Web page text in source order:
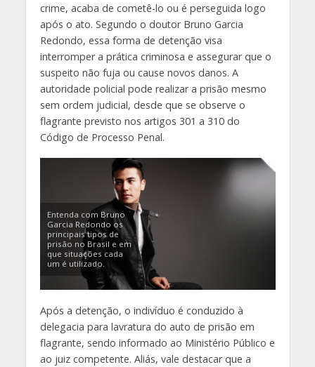
crime, acaba de cometê-lo ou é perseguida logo
após o ato. Segundo o doutor Bruno Garcia
Redondo, essa forma de detenção visa
interromper a prática criminosa e assegurar que o
suspeito não fuja ou cause novos danos. A
autoridade policial pode realizar a prisão mesmo
sem ordem judicial, desde que se observe o
flagrante previsto nos artigos 301 a 310 do
Código de Processo Penal.
Entenda com Bruno
Garcia Redondo os
principais tipos de
prisão no Brasil e em
que situações cada
um é utilizado.
Após a detenção, o indivíduo é conduzido à
delegacia para lavratura do auto de prisão em
flagrante, sendo informado ao Ministério Público e
ao juiz competente. Aliás, vale destacar que a